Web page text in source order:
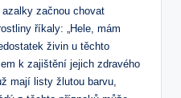
začnou chovat
říkaly: „Hele, mám
živin u těchto
k zajištění jejich zdravého
mají listy žlutou​ barvu,